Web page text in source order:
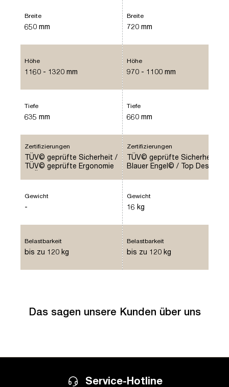
Breite
650 mm
Höhe
1160 - 1320 mm
Tiefe
635 mm
Zertifizierungen
TÜV© geprüfte Sicherheit /
TÜV© geprüfte Ergonomie
Gewicht
-
Belastbarkeit
bis zu 120 kg
Breite
720 mm
Höhe
970 - 1100 mm
Tiefe
660 mm
Zertifizierungen
TÜV© geprüfte Sicherheit /
Blauer Engel© / Top Design
Gewicht
16 kg
Belastbarkeit
bis zu 120 kg
Das sagen unsere Kunden über uns
Service-Hotline